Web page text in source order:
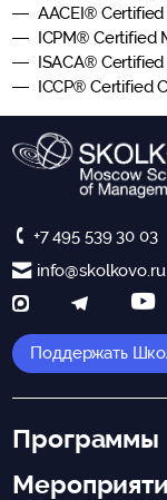
AACEI®
ICPM® Certified
ISACA®
ICCP® Certified
+7 495 539 30 03
info@skolkovo.ru
Поддержать
Программы